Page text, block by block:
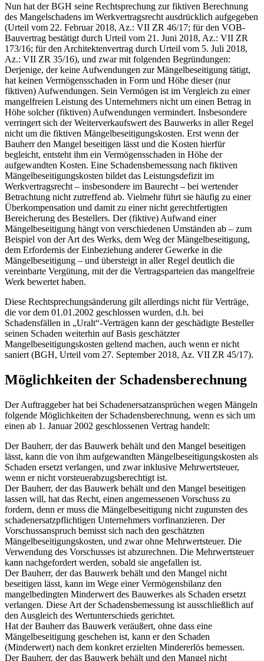
Nun hat der BGH seine Rechtsprechung zur fiktiven Berechnung
des Mangelschadens im Werkvertragsrecht ausdrücklich aufgegeben
(Urteil vom 22. Februar 2018, Az.: VII ZR 46/17; für den VOB-
Bauvertrag bestätigt durch Urteil vom 21. Juni 2018, Az.: VII ZR
173/16; für den Architektenvertrag durch Urteil vom 5. Juli 2018,
Az.: VII ZR 35/16), und zwar mit folgenden Begründungen:
Derjenige, der keine Aufwendungen zur Mängelbeseitigung tätigt,
hat keinen Vermögensschaden in Form und Höhe dieser (nur
fiktiven) Aufwendungen. Sein Vermögen ist im Vergleich zu einer
mangelfreien Leistung des Unternehmers nicht um einen Betrag in
Höhe solcher (fiktiven) Aufwendungen vermindert. Insbesondere
verringert sich der Weiterverkaufswert des Bauwerks in aller Regel
nicht um die fiktiven Mängelbeseitigungskosten. Erst wenn der
Bauherr den Mangel beseitigen lässt und die Kosten hierfür
begleicht, entsteht ihm ein Vermögensschaden in Höhe der
aufgewandten Kosten. Eine Schadensbemessung nach fiktiven
Mängelbeseitigungskosten bildet das Leistungsdefizit im
Werkvertragsrecht – insbesondere im Baurecht – bei wertender
Betrachtung nicht zutreffend ab. Vielmehr führt sie häufig zu einer
Überkompensation und damit zu einer nicht gerechtfertigten
Bereicherung des Bestellers. Der (fiktive) Aufwand einer
Mängelbeseitigung hängt von verschiedenen Umständen ab – zum
Beispiel von der Art des Werks, dem Weg der Mängelbeseitigung,
dem Erfordernis der Einbeziehung anderer Gewerke in die
Mängelbeseitigung – und übersteigt in aller Regel deutlich die
vereinbarte Vergütung, mit der die Vertragsparteien das mangelfreie
Werk bewertet haben.
Diese Rechtsprechungsänderung gilt allerdings nicht für Verträge,
die vor dem 01.01.2002 geschlossen wurden, d.h. bei
Schadensfällen in „Uralt“-Verträgen kann der geschädigte Besteller
seinen Schaden weiterhin auf Basis geschätzter
Mangelbeseitigungskosten geltend machen, auch wenn er nicht
saniert (BGH, Urteil vom 27. September 2018, Az. VII ZR 45/17).
Möglichkeiten der Schadensberechnung
Der Auftraggeber hat bei Schadenersatzansprüchen wegen Mängeln
folgende Möglichkeiten der Schadensberechnung, wenn es sich um
einen ab 1. Januar 2002 geschlossenen Vertrag handelt:
Der Bauherr, der das Bauwerk behält und den Mangel beseitigen
lässt, kann die von ihm aufgewandten Mängelbeseitigungskosten als
Schaden ersetzt verlangen, und zwar inklusive Mehrwertsteuer,
wenn er nicht vorsteuerabzugsberechtigt ist.
Der Bauherr, der das Bauwerk behält und den Mangel beseitigen
lassen will, hat das Recht, einen angemessenen Vorschuss zu
fordern, denn er muss die Mängelbeseitigung nicht zugunsten des
schadenersatzpflichtigen Unternehmers vorfinanzieren. Der
Vorschussanspruch bemisst sich nach den geschätzten
Mängelbeseitigungskosten, und zwar ohne Mehrwertsteuer. Die
Verwendung des Vorschusses ist abzurechnen. Die Mehrwertsteuer
kann nachgefordert werden, sobald sie angefallen ist.
Der Bauherr, der das Bauwerk behält und den Mangel nicht
beseitigen lässt, kann im Wege einer Vermögensbilanz den
mangelbedingten Minderwert des Bauwerkes als Schaden ersetzt
verlangen. Diese Art der Schadensbemessung ist ausschließlich auf
den Ausgleich des Wertunterschieds gerichtet.
Hat der Bauherr das Bauwerk veräußert, ohne dass eine
Mängelbeseitigung geschehen ist, kann er den Schaden
(Minderwert) nach dem konkret erzielten Mindererlös bemessen.
Der Bauherr, der das Bauwerk behält und den Mangel nicht